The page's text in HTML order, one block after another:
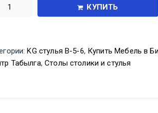
КУПИТЬ
KG стулья В-5-6, Купить Мебель в
Табылга,Столы столики и стулья